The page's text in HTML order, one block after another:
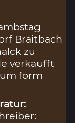
Braitbach
zu
verkaufft
form